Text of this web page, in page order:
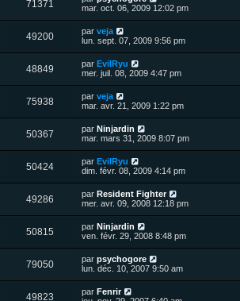
a
g
e
e
s
s
a
g
e
s
i
e
r
m
e
s
s
a
g
e
71371
u
s
e
i
e
r
m
e
s
s
a
g
e
mar. oct. 06, 2009 12:02 pm
49200V
u
s
D
e
i
e
r
m
e
s
s
a
g
e
par veja
lun. sept. 07, 2009 9:56 pm
48849V
u
s
D
e
i
e
r
m
e
s
s
a
g
e
par EvilRyu
mer. juil. 08, 2009 4:47 pm
75938V
u
s
D
e
i
e
r
m
e
s
s
a
g
e
par veja
mar. avr. 21, 2009 1:22 pm
50367V
u
s
D
e
i
e
r
m
e
s
s
a
g
e
par Ninjardin
mar. mars 31, 2009 8:07 pm
50424V
u
s
D
e
i
e
r
m
e
s
s
a
g
e
par EvilRyu
dim. févr. 08, 2009 4:14 pm
49286V
u
s
D
e
i
e
r
m
e
s
s
a
par Resident Fighter
mer. avr. 09, 2008 12:18 pm
50815V
u
s
D
e
i
e
r
m
par Ninjardin
ven. févr. 29, 2008 8:48 pm
79050V
u
D
e
i
par psychogore
lun. déc. 10, 2007 9:50 am
49823V
D
par Fenrir